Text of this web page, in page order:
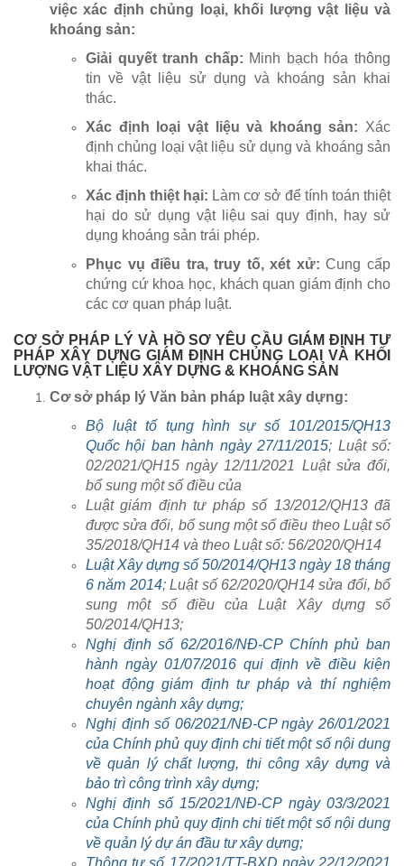
việc xác định chủng loại, khối lượng vật liệu và
khoáng sản:
Giải quyết tranh chấp: Minh bạch hóa thông
tin về vật liệu sử dụng và khoáng sản khai
thác.
Xác định loại vật liệu và khoáng sản: Xác
định chủng loại vật liệu sử dụng và khoáng sản
khai thác.
Xác định thiệt hại: Làm cơ sở để tính toán thiệt
hại do sử dụng vật liệu sai quy định, hay sử
dụng khoáng sản trái phép.
Phục vụ điều tra, truy tố, xét xử: Cung cấp
chứng cứ khoa học, khách quan giám định cho
các cơ quan pháp luật.
CƠ SỞ PHÁP LÝ VÀ HỒ SƠ YÊU CẦU GIÁM ĐỊNH TƯ
PHÁP XÂY DỰNG GIÁM ĐỊNH CHỦNG LOẠI VÀ KHỐI
LƯỢNG VẬT LIỆU XÂY DỰNG & KHOÁNG SẢN
Cơ sở pháp lý Văn bản pháp luật xây dựng:
Bộ luật tố tụng hình sự số 101/2015/QH13
Quốc hội ban hành ngày 27/11/2015; Luật số:
02/2021/QH15 ngày 12/11/2021 Luật sửa đổi,
bổ sung một số điều của
Luật giám định tư pháp số 13/2012/QH13 đã
được sửa đổi, bổ sung một số điều theo Luật số
35/2018/QH14 và theo Luật số: 56/2020/QH14
Luật Xây dựng số 50/2014/QH13 ngày 18 tháng
6 năm 2014; Luật số 62/2020/QH14 sửa đổi, bổ
sung một số điều của Luật Xây dựng số
50/2014/QH13;
Nghị định số 62/2016/NĐ-CP Chính phủ ban
hành ngày 01/07/2016 qui định về điều kiện
hoạt động giám định tư pháp và thí nghiệm
chuyên ngành xây dựng;
Nghị định số 06/2021/NĐ-CP ngày 26/01/2021
của Chính phủ quy định chi tiết một số nội dung
về quản lý chất lượng, thi công xây dựng và
bảo trì công trình xây dựng;
Nghị định số 15/2021/NĐ-CP ngày 03/3/2021
của Chính phủ quy định chi tiết một số nội dung
về quản lý dự án đầu tư xây dựng;
Thông tư số 17/2021/TT-BXD ngày 22/12/2021